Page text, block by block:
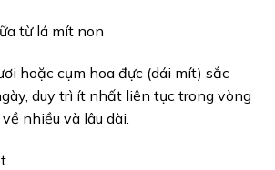
từ lá mít non
hoặc cụm hoa đực (dái mít) sắc
duy trì ít nhất liên tục trong vòng
nhiều và lâu dài.